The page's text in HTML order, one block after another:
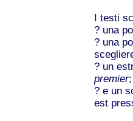
I testi
? una
? una
? un
premier;
? e un
est